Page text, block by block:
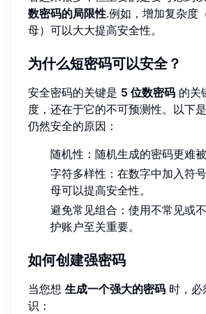
数密码的局限性.例如，增加复杂度
母）可以大大提高安全性。
为什么短密码可以安全？
安全密码的关键是 5 位数密码 的关
度，还在于它的不可预测性。以下
仍然安全的原因：
随机性：随机生成的密码更难被
字符多样性：在数字中加入符
母可以提高安全性。
避免常见组合：使用不常见或
护账户至关重要。
如何创建强密码
当您想 生成一个强大的密码 时，必
识：